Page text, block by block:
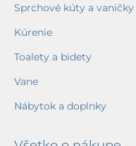
Sprchové kúty a vaničky
Kúrenie
Toalety a bidety
Vane
Nábytok a doplnky